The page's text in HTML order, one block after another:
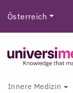
Österreich
Innere Medizin